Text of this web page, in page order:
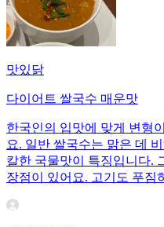
맛있닭
다이어트 쌀국수 매운맛
한국인의 입맛에 맞게 변형
요. 일반 쌀국수는 맑은 데
칼한 국물맛이 특징입니다.
장점이 있어요. 고기도 푸짐